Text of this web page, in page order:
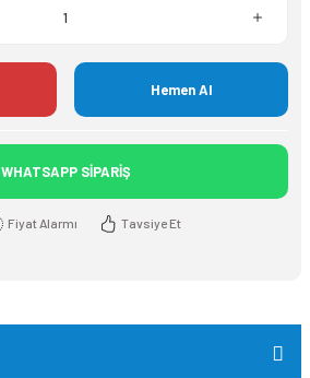
Hemen Al
WHATSAPP SİPARİŞ
Fiyat Alarmı Tavsiye Et